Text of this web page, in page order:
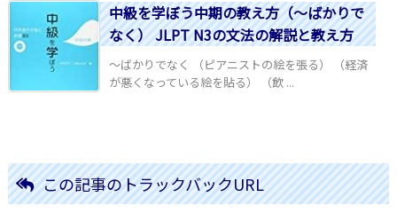
中級を学ぼう中期の教え方（～ばかりで
なく） JLPT N3の文法の解説と教え方
～ばかりでなく （ピアニストの絵を張る） （経済
が悪くなっている絵を貼る） （飲 ...
この記事のトラックバックURL